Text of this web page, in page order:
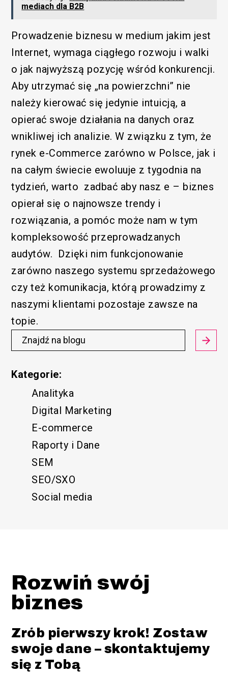
mediach dla B2B
Prowadzenie biznesu w medium jakim jest
Internet, wymaga ciągłego rozwoju i walki
o jak najwyższą pozycję wśród konkurencji.
Aby utrzymać się „na powierzchni” nie
należy kierować się jedynie intuicją, a
opierać swoje działania na danych oraz
wnikliwej ich analizie. W związku z tym, że
rynek e-Commerce zarówno w Polsce, jak i
na całym świecie ewoluuje z tygodnia na
tydzień, warto zadbać aby nasz e – biznes
opierał się o najnowsze trendy i
rozwiązania, a pomóc może nam w tym
kompleksowość przeprowadzanych
audytów. Dzięki nim funkcjonowanie
zarówno naszego systemu sprzedażowego
czy też komunikacja, którą prowadzimy z
naszymi klientami pozostaje zawsze na
topie.
Kategorie:
Analityka
Digital Marketing
E-commerce
Raporty i Dane
SEM
SEO/SXO
Social media
Rozwiń swój
biznes
Zrób pierwszy krok! Zostaw
swoje dane – skontaktujemy
się z Tobą